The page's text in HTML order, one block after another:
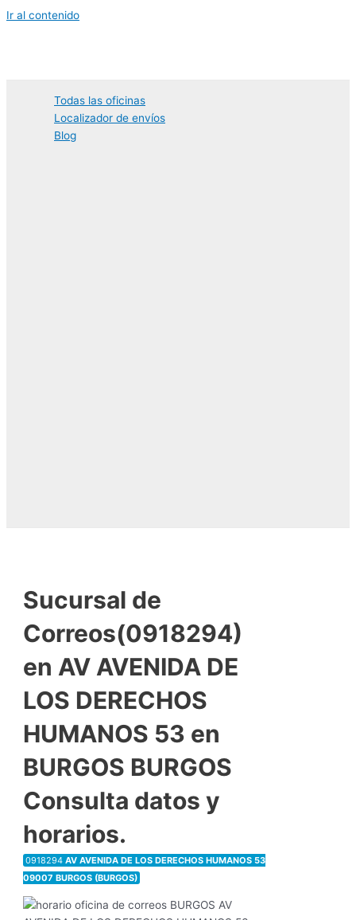
Ir al contenido
Todas las oficinas
Localizador de envíos
Blog
Sucursal de
Correos(0918294)
en AV AVENIDA DE
LOS DERECHOS
HUMANOS 53 en
BURGOS BURGOS
Consulta datos y
horarios.
0918294AV AVENIDA DE LOS DERECHOS HUMANOS 53
09007 BURGOS (BURGOS)